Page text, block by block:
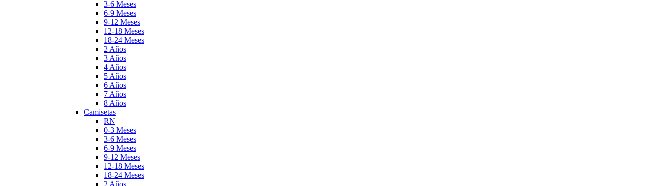
3-6 Meses
6-9 Meses
9-12 Meses
12-18 Meses
18-24 Meses
2 Años
3 Años
4 Años
5 Años
6 Años
7 Años
8 Años
Camisetas
RN
0-3 Meses
3-6 Meses
6-9 Meses
9-12 Meses
12-18 Meses
18-24 Meses
2 Años